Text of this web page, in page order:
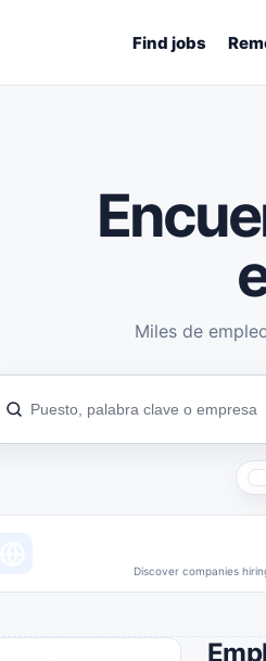
Find jobs
Miles de
Discover companies